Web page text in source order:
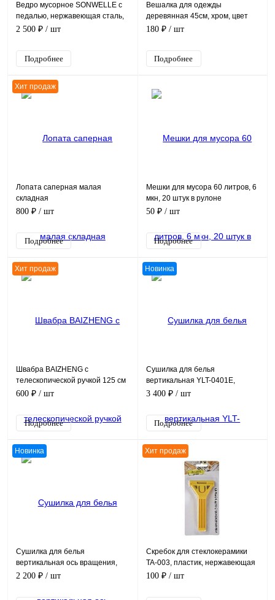
Ведро мусорное SONWELLE с
педалью, нержавеющая сталь,
8 литров
2 500 ₽ / шт
Подробнее
Вешалка для одежды
деревянная 45см, хром, цвет
светлое дерево
180 ₽ / шт
Подробнее
Хит продаж
Лопата саперная малая
складная
800 ₽ / шт
Подробнее
Мешки для мусора 60 литров, 6
мкн, 20 штук в рулоне
50 ₽ / шт
Подробнее
Хит продаж
Швабра BAIZHENG с
телескопической ручкой 125 см
+ 1 насадка 13х35 см
600 ₽ / шт
Подробнее
Новинка
Сушилка для белья
вертикальная YLT-0401E,
780*720*1470 мм, нагрузка до
3 400 ₽ / шт
Подробнее
Новинка
Сушилка для белья
вертикальная ось вращения,
590*1800 мм, нагрузка до 15 кг
2 200 ₽ / шт
Хит продаж
Скребок для стеклокерамики
TA-003, пластик, нержавеющая
сталь, размер 14 х 6 см
100 ₽ / шт